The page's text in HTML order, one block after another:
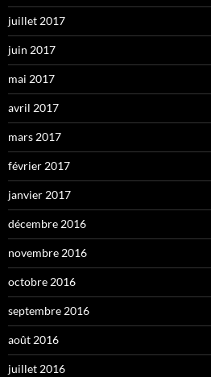
juillet 2017
juin 2017
mai 2017
avril 2017
mars 2017
février 2017
janvier 2017
décembre 2016
novembre 2016
octobre 2016
septembre 2016
août 2016
juillet 2016